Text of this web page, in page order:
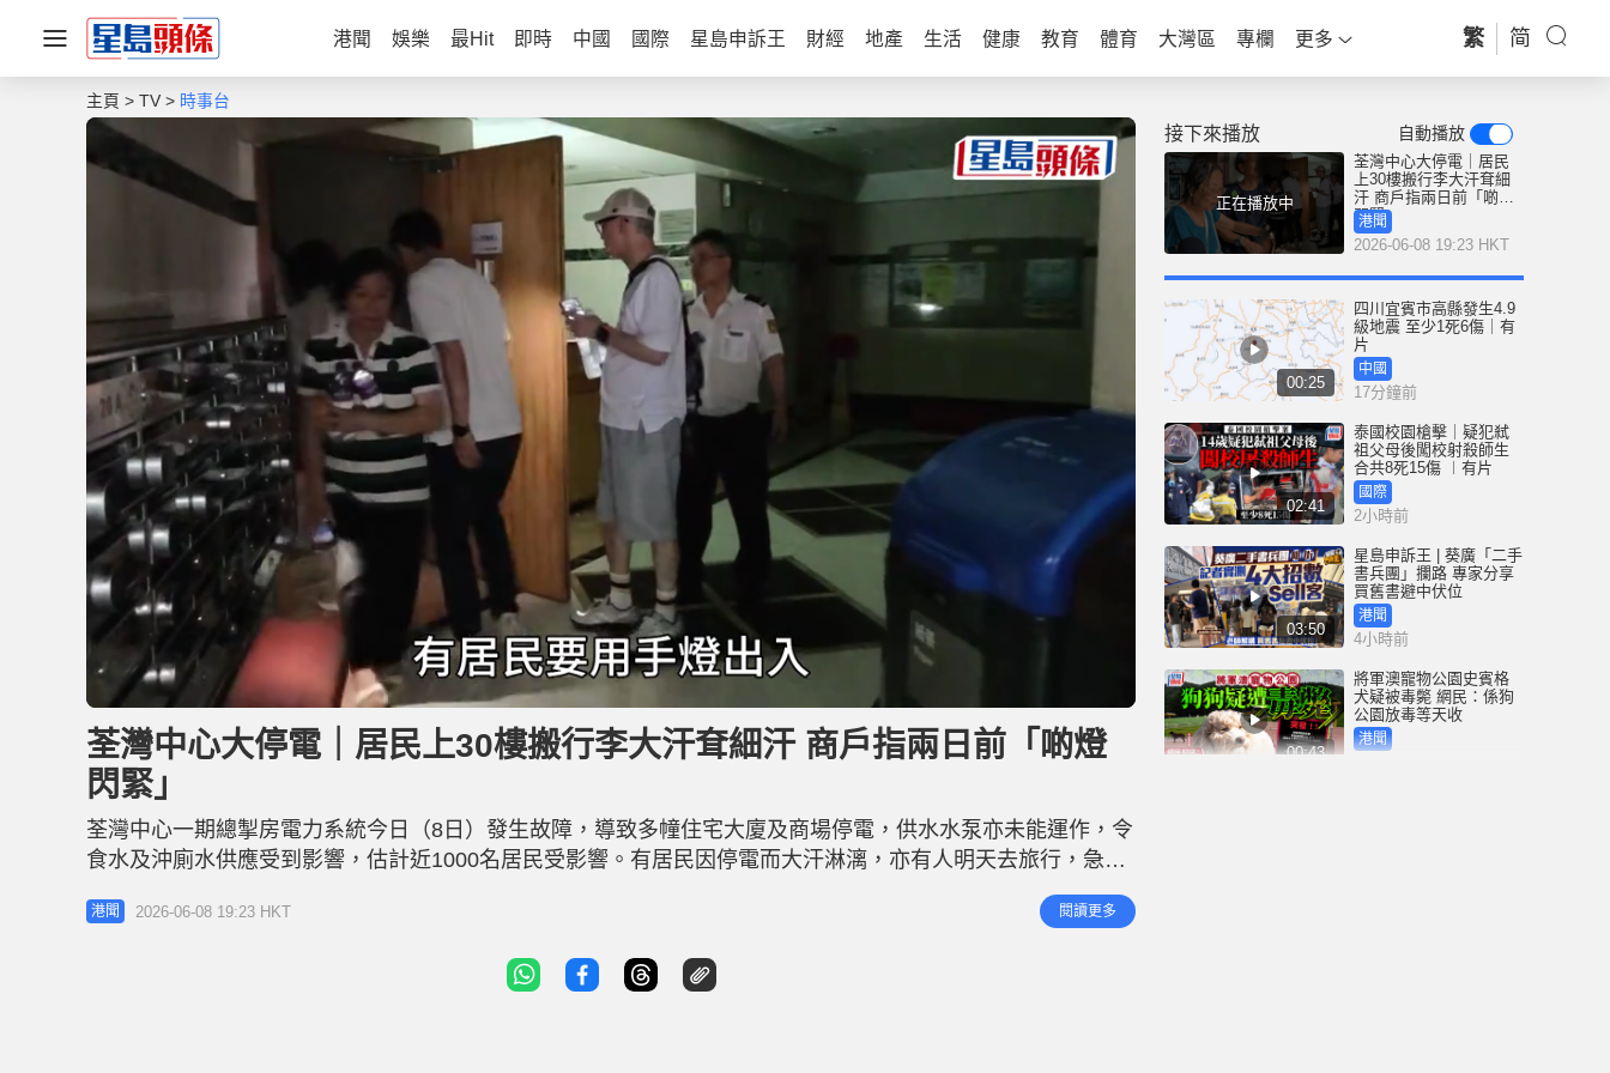
港聞 娛樂 最Hit 即時 中國 國際 星島申訴王 財經 地產 生活 健康 教育 體育 大灣區 專欄 更多 繁 简
主頁 TV 時事台
n
u
t
e
L
o
d
e
d
4
%
荃灣中心大停電｜居民上30樓搬行李大汗耷細汗 商戶指兩日前「啲燈
閃緊」
荃灣中心一期總掣房電力系統今日（8日）發生故障，導致多幢住宅大廈及商場停電，供水水泵亦未能運作，令
食水及沖廁水供應受到影響，估計近1000名居民受影響。有居民因停電而大汗淋漓，亦有人明天去旅行，急需
租酒店外宿一宵。 居於南京樓30樓的胡氏一家原定明日（9日）早上前往台北旅行，得知寓所發生大停電，隨
即趕回寓所。胡太與丈夫及女兒在悶熱的單位執拾行李，大汗耷細汗，幸有區議員及關愛隊，協助他們將行李
港聞 2026-06-08 19:23 HKT 閱讀更多
接下來播放 自動播放
正在播放中
荃灣中心大停電｜居民
上30樓搬行李大汗耷細
汗 商戶指兩日前「啲燈
閃緊」
港聞
2026-06-08 19:23 HKT
00:25
四川宜賓市高縣發生4.9
級地震 至少1死6傷｜有
片
中國
17分鐘前
02:41
泰國校園槍擊｜疑犯弒
祖父母後闖校射殺師生
合共8死15傷 ︱有片
國際
2小時前
03:50
星島申訴王 | 葵廣「二手
書兵團」攔路 專家分享
買舊書避中伏位
港聞
4小時前
00:43
將軍澳寵物公園史賓格
犬疑被毒斃 網民：係狗
公園放毒等天收
港聞